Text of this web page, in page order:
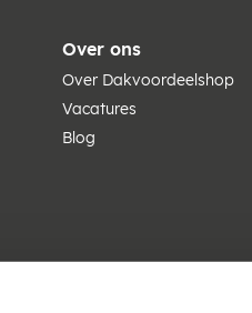
Over ons
Over Dakvoordeelshop
Vacatures
Blog